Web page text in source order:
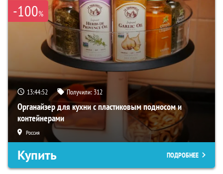
-100%
13:44:51 Получили: 312
Органайзер для кухни с пластиковым подносом и
контейнерами
Россия
Купить ПОДРОБНЕЕ